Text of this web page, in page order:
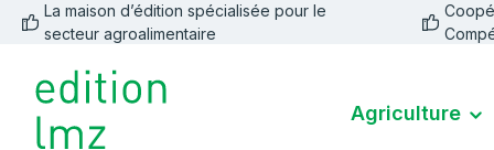
Passer à la navigation principale
La maison d’édition spécialisée pour le
secteur agroalimentaire
Agriculture